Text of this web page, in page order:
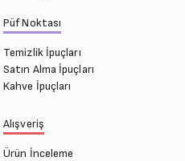
Püf Noktası
Temizlik İpuçları
Satın Alma İpuçları
Kahve İpuçları
Alışveriş
Ürün İnceleme